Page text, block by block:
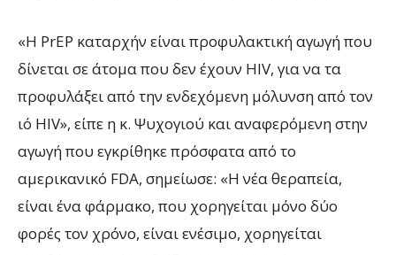
«Η PrEP καταρχήν είναι προφυλακτική αγωγή που
δίνεται σε άτομα που δεν έχουν HIV, για να τα
προφυλάξει από την ενδεχόμενη μόλυνση από τον
ιό HIV», είπε η κ. Ψυχογιού και αναφερόμενη στην
αγωγή που εγκρίθηκε πρόσφατα από το
αμερικανικό FDA, σημείωσε: «Η νέα θεραπεία,
είναι ένα φάρμακο, που χορηγείται μόνο δύο
φορές τον χρόνο, είναι ενέσιμο, χορηγείται